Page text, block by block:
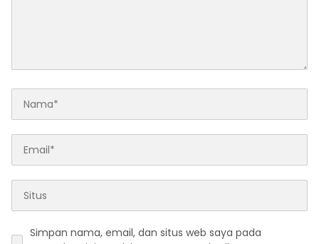
Simpan nama, email, dan situs web saya pada